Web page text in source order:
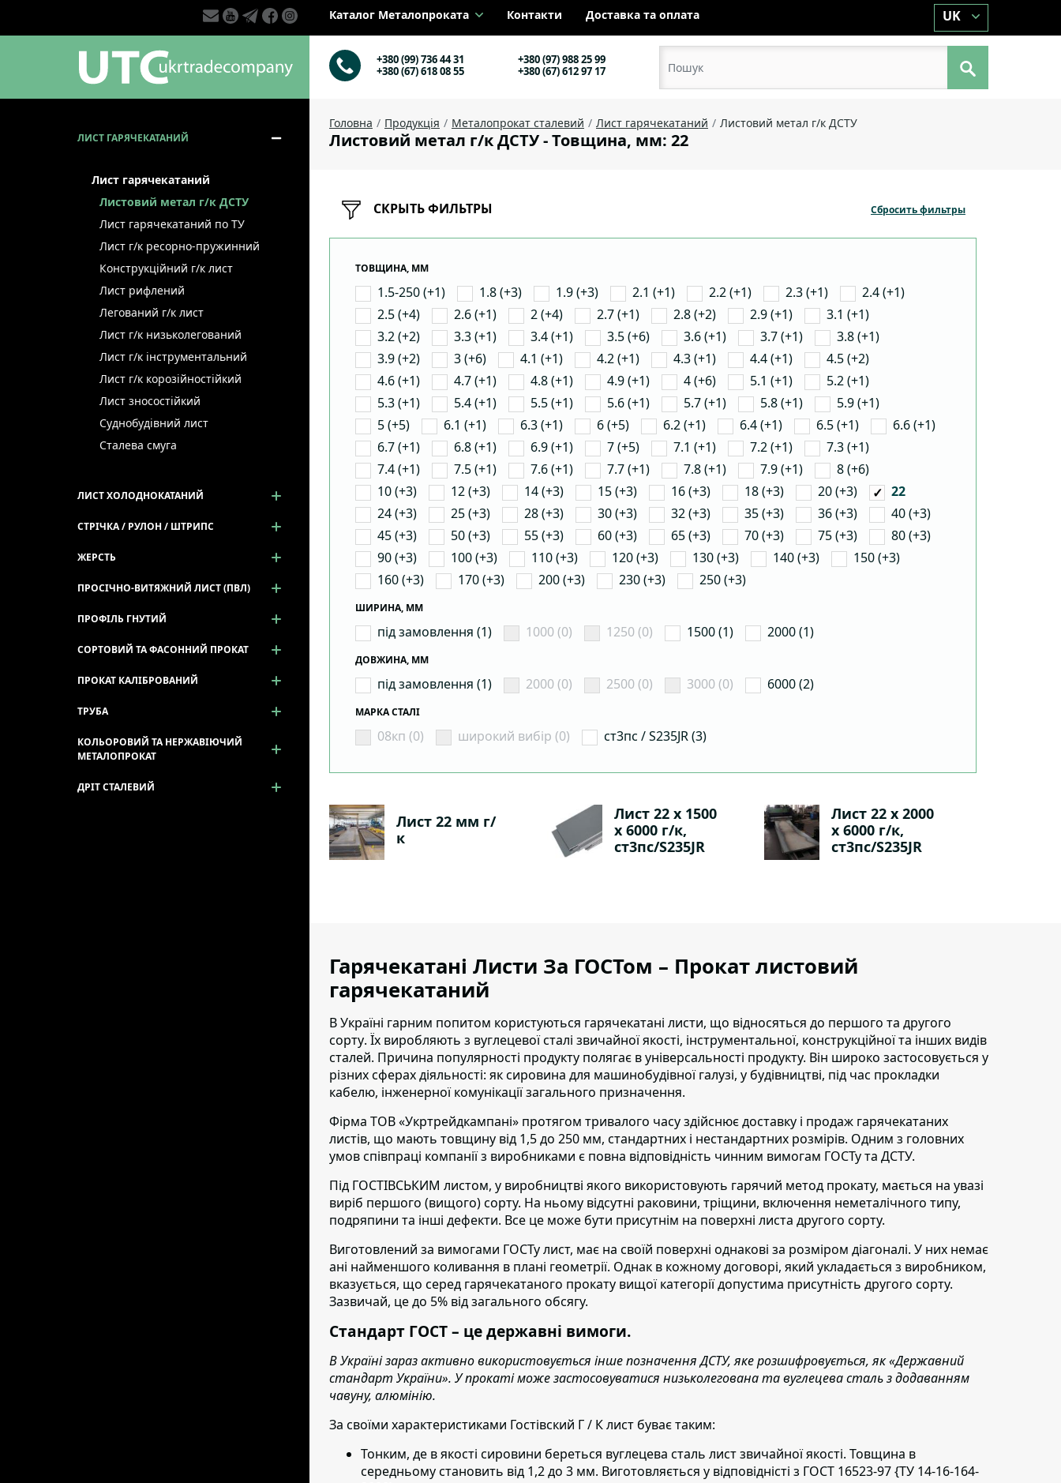
Каталог Металопроката Контакти Доставка та оплата UK
+380 (99) 736 44 31
+380 (97) 988 25 99
+380 (67) 618 08 55
+380 (67) 612 97 17
Головна Продукція Металопрокат сталевий Лист гарячекатаний Листовий метал г/к ДСТУ
Листовий метал г/к ДСТУ - Товщина, мм: 22
СКРЫТЬ ФИЛЬТРЫ Сбросить фильтры
ТОВЩИНА, ММ
1.5-250 (+1) 1.8 (+3) 1.9 (+3) 2.1 (+1) 2.2 (+1) 2.3 (+1)
2.4 (+1)
2.5 (+4)
2.6 (+1) 2 (+4) 2.7 (+1) 2.8 (+2) 2.9 (+1)
3.1 (+1)
3.2 (+2)
3.3 (+1) 3.4 (+1) 3.5 (+6) 3.6 (+1) 3.7 (+1)
3.8 (+1)
3.9 (+2)
3 (+6) 4.1 (+1) 4.2 (+1) 4.3 (+1) 4.4 (+1)
4.5 (+2)
4.6 (+1)
4.7 (+1) 4.8 (+1) 4.9 (+1) 4 (+6) 5.1 (+1)
5.2 (+1)
5.3 (+1)
5.4 (+1) 5.5 (+1) 5.6 (+1) 5.7 (+1) 5.8 (+1)
5.9 (+1)
5 (+5)
6.1 (+1) 6.3 (+1) 6 (+5) 6.2 (+1) 6.4 (+1) 6.5 (+1)
6.6 (+1)
6.7 (+1)
6.8 (+1) 6.9 (+1) 7 (+5) 7.1 (+1) 7.2 (+1)
7.3 (+1)
7.4 (+1)
7.5 (+1) 7.6 (+1) 7.7 (+1) 7.8 (+1) 7.9 (+1)
8 (+6)
10 (+3)
12 (+3) 14 (+3) 15 (+3) 16 (+3) 18 (+3) 20 (+3)
22
24 (+3)
25 (+3) 28 (+3) 30 (+3) 32 (+3) 35 (+3) 36 (+3)
40 (+3)
45 (+3)
50 (+3) 55 (+3) 60 (+3) 65 (+3) 70 (+3) 75 (+3)
80 (+3)
90 (+3)
100 (+3) 110 (+3) 120 (+3) 130 (+3) 140 (+3)
150 (+3)
160 (+3)
170 (+3) 200 (+3) 230 (+3) 250 (+3)
ШИРИНА, ММ
під замовлення (1) 1000 (0) 1250 (0) 1500 (1) 2000 (1)
ДОВЖИНА, ММ
під замовлення (1) 2000 (0) 2500 (0) 3000 (0) 6000 (2)
МАРКА СТАЛІ
08кп (0) широкий вибір (0) ст3пс / S235JR (3)
Лист 22 мм г/
к
Лист 22 х 1500
х 6000 г/к,
ст3пс/S235JR
Лист 22 х 2000
х 6000 г/к,
ст3пс/S235JR
Гарячекатані Листи За ГОСТом – Прокат листовий
гарячекатаний
В Україні гарним попитом користуються гарячекатані листи, що відносяться до першого та другого
сорту. Їх виробляють з вуглецевої сталі звичайної якості, інструментальної, конструкційної та інших видів
сталей. Причина популярності продукту полягає в універсальності продукту. Він широко застосовується у
різних сферах діяльності: як сировина для машинобудівної галузі, у будівництві, під час прокладки
кабелю, інженерної комунікації загального призначення.
Фірма ТОВ «Укртрейдкампані» протягом тривалого часу здійснює доставку і продаж гарячекатаних
листів, що мають товщину від 1,5 до 250 мм, стандартних і нестандартних розмірів. Одним з головних
умов співпраці компанії з виробниками є повна відповідність чинним вимогам ГОСТу та ДСТУ.
Під ГОСТІВСЬКИМ листом, у виробництві якого використовують гарячий метод прокату, мається на увазі
виріб першого (вищого) сорту. На ньому відсутні раковини, тріщини, включення неметалічного типу,
подряпини та інші дефекти. Все це може бути присутнім на поверхні листа другого сорту.
Виготовлений за вимогами ГОСТу лист, має на своїй поверхні однакові за розміром діагоналі. У них немає
ані найменшого коливання в плані геометрії. Однак в кожному договорі, який укладається з виробником,
вказується, що серед гарячекатаного прокату вищої категорії допустима присутність другого сорту.
Зазвичай, це до 5% від загального обсягу.
Стандарт ГОСТ – це державні вимоги.
В Україні зараз активно використовується інше позначення ДСТУ, яке розшифровується, як «Державний
стандарт України». У прокаті може застосовуватися низьколегована та вуглецева сталь з додаванням
чавуну, алюмінію.
За своїми характеристиками Гостівский Г / К лист буває таким:
Тонким, де в якості сировини береться вуглецева сталь лист звичайної якості. Товщина в
середньому становить від 1,2 до 3 мм. Виготовляється у відповідністі з ГОСТ 16523-97 {ТУ 14-16-164-
ЛИСТ ГАРЯЧЕКАТАНИЙ
Лист гарячекатаний
Листовий метал г/к ДСТУ
Лист гарячекатаний по ТУ
Лист г/к ресорно-пружинний
Конструкційний г/к лист
Лист рифлений
Легований г/к лист
Лист г/к низьколегований
Лист г/к інструментальний
Лист г/к корозійностійкий
Лист зносостійкий
Суднобудівний лист
Сталева смуга
ЛИСТ ХОЛОДНОКАТАНИЙ
СТРІЧКА / РУЛОН / ШТРИПС
ЖЕРСТЬ
ПРОСІЧНО-ВИТЯЖНИЙ ЛИСТ (ПВЛ)
ПРОФІЛЬ ГНУТИЙ
СОРТОВИЙ ТА ФАСОННИЙ ПРОКАТ
ПРОКАТ КАЛІБРОВАНИЙ
ТРУБА
КОЛЬОРОВИЙ ТА НЕРЖАВІЮЧИЙ
МЕТАЛОПРОКАТ
ДРІТ СТАЛЕВИЙ